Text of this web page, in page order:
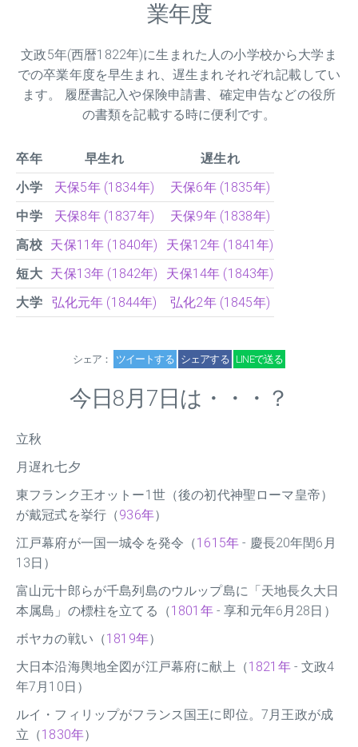
業年度
文政5年(西暦1822年)に生まれた人の小学校から大学ま
での卒業年度を早生まれ、遅生まれそれぞれ記載してい
ます。 履歴書記入や保険申請書、確定申告などの役所
の書類を記載する時に便利です。
卒年 早生れ
遅生れ
小学
天保5年 (1834年)
天保6年 (1835年)
中学
天保8年 (1837年)
天保9年 (1838年)
高校 天保11年 (1840年)
天保12年 (1841年)
短大 天保13年 (1842年)
天保14年 (1843年)
大学
弘化元年 (1844年) 弘化2年 (1845年)
シェア： ツイートする シェアする LINEで送る
今日8月7日は・・・？
立秋
月遅れ七夕
東フランク王オットー1世（後の初代神聖ローマ皇帝）
が戴冠式を挙行（936年）
江戸幕府が一国一城令を発令（1615年 - 慶長20年閏6月
13日）
富山元十郎らが千島列島のウルップ島に「天地長久大日
本属島」の標柱を立てる（1801年- 享和元年6月28日）
ボヤカの戦い（1819年）
大日本沿海輿地全図が江戸幕府に献上（1821年- 文政4
年7月10日）
ルイ・フィリップがフランス国王に即位。7月王政が成
立（1830年）